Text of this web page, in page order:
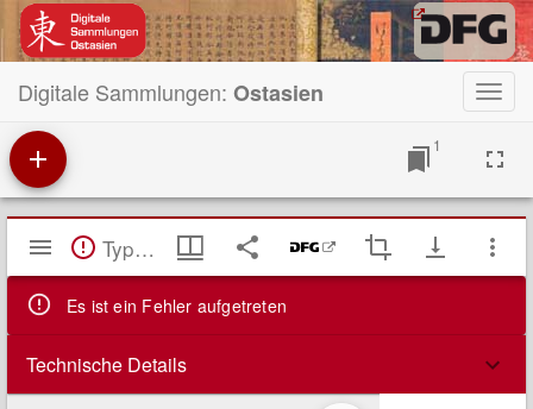
Digitale Sammlungen: Ostasien
1
Mirador
Viewer TypeError: Failed to fetch
Es ist ein Fehler aufgetreten
Technische Details